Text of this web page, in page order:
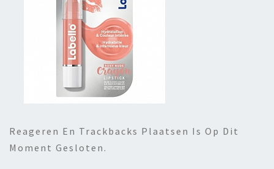
Reageren En Trackbacks Plaatsen Is Op Dit
Moment Gesloten.